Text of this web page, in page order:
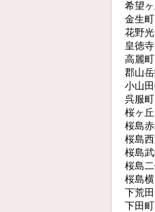
希望
金生
花野光
皇徳
高麗町
郡山
小山田
呉服町
桜ヶ丘
桜島
桜島西
桜島武
桜島二
桜島
下荒
下田